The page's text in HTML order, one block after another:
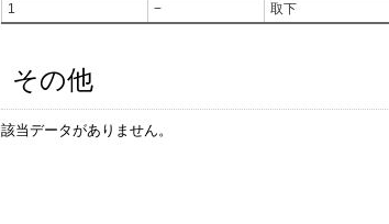
1
− 取下
その他
該当データがありません。